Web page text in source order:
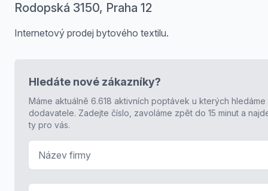
Rodopská 3150, Praha 12
Internetový prodej bytového textilu.
Hledáte nové zákazníky?
Máme aktuálně 6.618 aktivních poptávek u kterých hledáme
dodavatele. Zadejte číslo, zavoláme zpět do 15 minut a
ty pro vás.